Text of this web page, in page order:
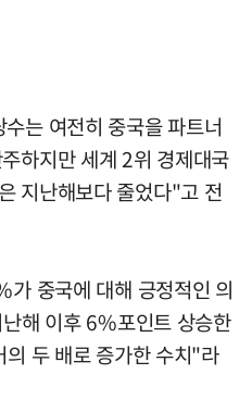
는 여전히 중국을 파트너
하지만 세계 2위 경제대국
지난해보다 줄었다"고 전
중국에 대해 긍정적인 의
해 이후 6%포인트 상승한
두 배로 증가한 수치"라